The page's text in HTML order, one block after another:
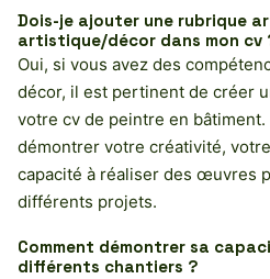
Dois-je ajouter une rubrique
artistique/décor dans mon cv
Oui, si vous avez des
décor, il est pertinent de créer
votre cv de peintre en bâtiment.
démontrer votre créativité,
capacité à réaliser des œuvres
différents projets.
Comment démontrer sa
différents chantiers ?